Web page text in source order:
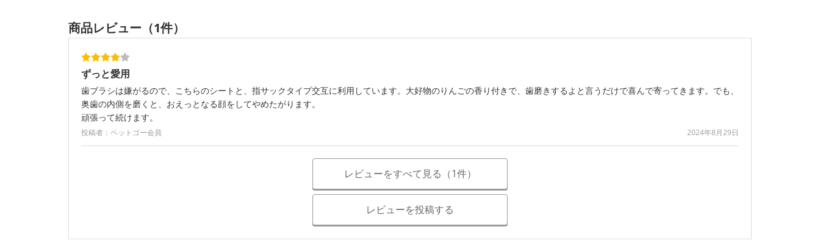
商品レビュー（1件）
ずっと愛用
歯ブラシは嫌がるので、こちらのシートと、指サックタイプ交互に利用しています。大好物のりんごの香り付きで、歯磨きするよと言うだけで喜んで寄ってきます。でも、
奥歯の内側を磨くと、おえっとなる顔をしてやめたがります。
頑張って続けます。
投稿者：ペットゴー会員 2024年8月29日
レビューをすべて見る（1件）
レビューを投稿する